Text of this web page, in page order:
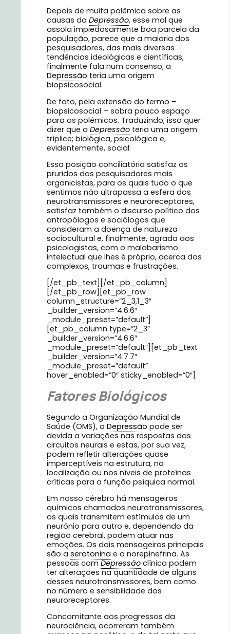
Depois de muita polêmica sobre as
causas da Depressão, esse mal que
assola impiedosamente boa parcela da
população, parece que a maioria dos
pesquisadores, das mais diversas
tendências ideológicas e científicas,
finalmente fala num consenso; a
Depressão teria uma origem
biopsicosocial.
De fato, pela extensão do termo –
biopsicosocial – sobra pouco espaço
para os polêmicos. Traduzindo, isso quer
dizer que a Depressão teria uma origem
tríplice; biológica, psicológica e,
evidentemente, social.
Essa posição conciliatória satisfaz os
pruridos dos pesquisadores mais
organicistas, para os quais tudo o que
sentimos não ultrapassa a esfera dos
neurotransmissores e neuroreceptores,
satisfaz também o discurso político dos
antropólogos e sociólogos que
consideram a doença de natureza
sociocultural e, finalmente, agrada aos
psicologistas, com o malabarismo
intelectual que lhes é próprio, acerca dos
complexos, traumas e frustrações.
[/et_pb_text][/et_pb_column]
[/et_pb_row][et_pb_row
column_structure=”2_3,1_3″
_builder_version=”4.6.6″
_module_preset=”default”]
[et_pb_column type=”2_3″
_builder_version=”4.6.6″
_module_preset=”default”][et_pb_text
_builder_version=”4.7.7″
_module_preset=”default”
hover_enabled=”0″ sticky_enabled=”0″]
Fatores Biológicos
Segundo a Organização Mundial de
Saúde (OMS), a Depressão pode ser
devida a variações nas respostas dos
circuitos neurais e estas, por sua vez,
podem refletir alterações quase
imperceptíveis na estrutura, na
localização ou nos níveis de proteínas
críticas para a função psíquica normal.
Em nosso cérebro há mensageiros
químicos chamados neurotransmissores,
os quais transmitem estímulos de um
neurônio para outro e, dependendo da
região cerebral, podem atuar nas
emoções. Os dois mensageiros principais
são a serotonina e a norepinefrina. As
pessoas com Depressão clínica podem
ter alterações na quantidade de alguns
desses neurotransmissores, bem como
no número e sensibilidade dos
neuroreceptores.
Concomitante aos progressos da
neurociência, ocorreram também